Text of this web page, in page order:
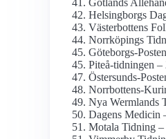
Gotlands
Helsingborgs
Västerbottens
Norrköpings
Göteborgs-
Piteå-tidningen –
Östersunds-
Norrbottens-
Nya Wermlands
Dagens Medicin
Motala Tidning –